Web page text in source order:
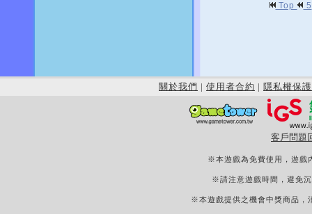
Top 5
關於我們 | 使用者合約 | 隱私權保護
客戶問題
※本遊戲為免費使用，遊戲
※請注意遊戲時間，避免
※本遊戲提供之機會中獎商品，